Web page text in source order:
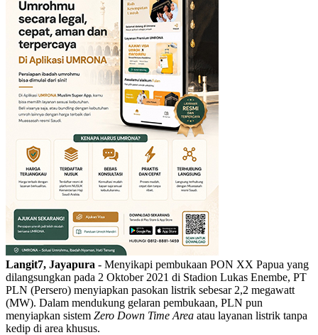
Langit7, Jayapura - Menyikapi pembukaan PON XX Papua yang
dilangsungkan pada 2 Oktober 2021 di Stadion Lukas Enembe, PT
PLN (Persero) menyiapkan pasokan listrik sebesar 2,2 megawatt
(MW). Dalam mendukung gelaran pembukaan, PLN pun
menyiapkan sistem Zero Down Time Area atau layanan listrik tanpa
kedip di area khusus.